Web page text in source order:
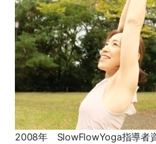
2008年 SlowFlowYoga指導者